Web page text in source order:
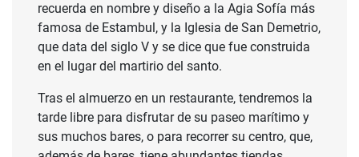
recuerda en nombre y diseño a la Agia Sofía más
famosa de Estambul, y la Iglesia de San Demetrio,
que data del siglo V y se dice que fue construida
en el lugar del martirio del santo.
Tras el almuerzo en un restaurante, tendremos la
tarde libre para disfrutar de su paseo marítimo y
sus muchos bares, o para recorrer su centro, que,